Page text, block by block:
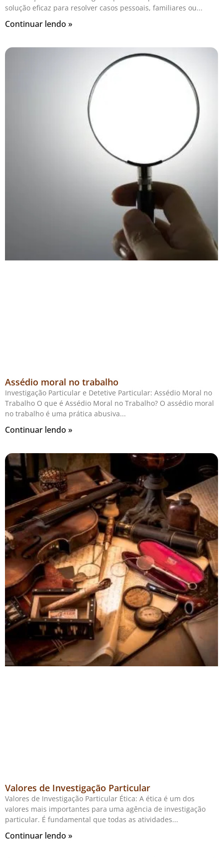
solução eficaz para resolver casos pessoais, familiares ou
Continuar lendo »
Assédio moral no trabalho
Investigação Particular e Detetive Particular: Assédio Moral no
Trabalho O que é Assédio Moral no Trabalho? O assédio moral
no trabalho é uma prática abusiva
Continuar lendo »
Valores de Investigação Particular
Valores de Investigação Particular Ética: A ética é um dos
valores mais importantes para uma agência de investigação
particular. É fundamental que todas as atividades
Continuar lendo »